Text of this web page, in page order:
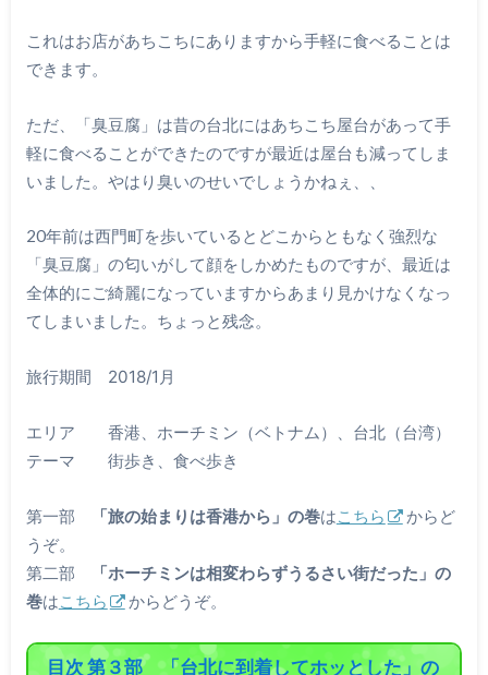
これはお店があちこちにありますから手軽に食べることは
できます。
ただ、「臭豆腐」は昔の台北にはあちこち屋台があって手
軽に食べることができたのですが最近は屋台も減ってしま
いました。やはり臭いのせいでしょうかねぇ、、
20年前は西門町を歩いているとどこからともなく強烈な
「臭豆腐」の匂いがして顔をしかめたものですが、最近は
全体的にご綺麗になっていますからあまり見かけなくなっ
てしまいました。ちょっと残念。
旅行期間 2018/1月
エリア 香港、ホーチミン（ベトナム）、台北（台湾）
テーマ 街歩き、食べ歩き
第一部 「旅の始まりは香港から」の巻はこちら
からど
うぞ。
第二部
「ホーチミンは相変わらずうるさい街だった」の
巻はこちら からどうぞ。
目次 第３部 「台北に到着してホッとした」の